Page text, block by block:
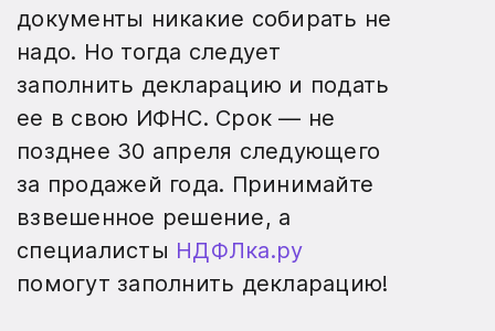
документы никакие собирать не
надо. Но тогда следует
заполнить декларацию и подать
ее в свою ИФНС. Срок — не
позднее 30 апреля следующего
за продажей года. Принимайте
взвешенное решение, а
специалисты НДФЛка.ру
помогут заполнить декларацию!